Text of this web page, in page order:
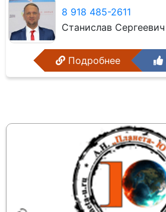
8 918 485-2611
Станислав Сергеевич
Подробнее